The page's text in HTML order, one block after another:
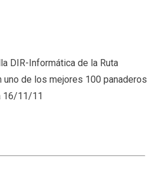
DIR-Informática de la Ruta
uno de los mejores 100 panaderos
16/11/11